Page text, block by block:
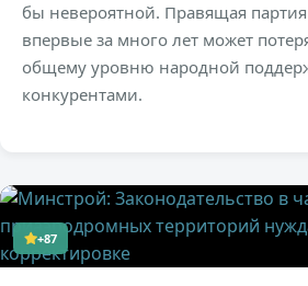
бы невероятной. Правящая
впервые за много лет может
общему уровню народной
конкурентами.
+87